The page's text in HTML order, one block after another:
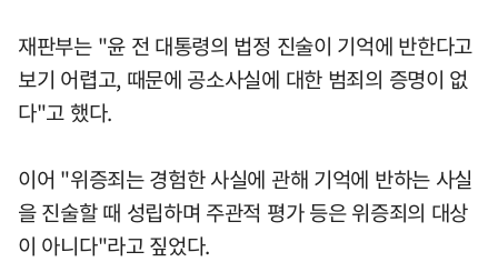
재판부는 "윤 전 대통령의 법정 진술이 기억에 반한다고
보기 어렵고, 때문에 공소사실에 대한 범죄의 증명이 없
다"고 했다.
이어 "위증죄는 경험한 사실에 관해 기억에 반하는 사실
을 진술할 때 성립하며 주관적 평가 등은 위증죄의 대상
이 아니다"라고 짚었다.